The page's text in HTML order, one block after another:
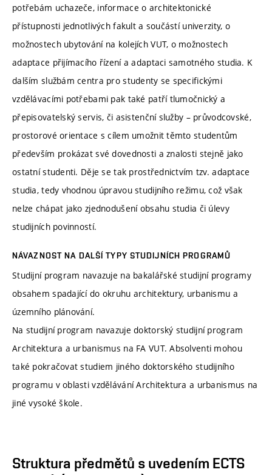
potřebám uchazeče, informace o architektonické
přístupnosti jednotlivých fakult a součástí univerzity, o
možnostech ubytování na kolejích VUT, o možnostech
adaptace přijímacího řízení a adaptaci samotného studia. K
dalším službám centra pro studenty se specifickými
vzdělávacími potřebami pak také patří tlumočnický a
přepisovatelský servis, či asistenční služby – průvodcovské,
prostorové orientace s cílem umožnit těmto studentům
především prokázat své dovednosti a znalosti stejně jako
ostatní studenti. Děje se tak prostřednictvím tzv. adaptace
studia, tedy vhodnou úpravou studijního režimu, což však
nelze chápat jako zjednodušení obsahu studia či úlevy
studijních povinností.
NÁVAZNOST NA DALŠÍ TYPY STUDIJNÍCH PROGRAMŮ
Studijní program navazuje na bakalářské studijní programy
obsahem spadající do okruhu architektury, urbanismu a
územního plánování.
Na studijní program navazuje doktorský studijní program
Architektura a urbanismus na FA VUT. Absolventi mohou
také pokračovat studiem jiného doktorského studijního
programu v oblasti vzdělávání Architektura a urbanismus na
jiné vysoké škole.
Struktura předmětů s uvedením ECTS